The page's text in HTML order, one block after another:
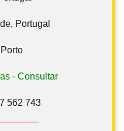
Portugal
Porto
- Consultar
562 743